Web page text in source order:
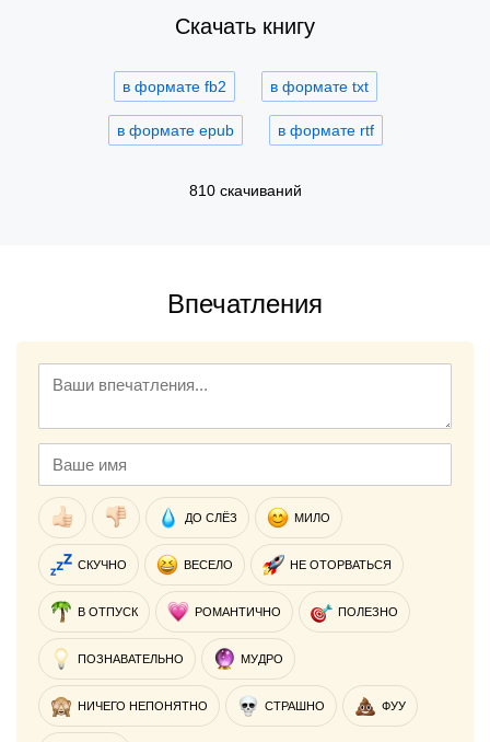
Скачать книгу
в формате fb2 в формате txt
в формате epub в формате rtf
810 скачиваний
Впечатления
ДО СЛЁЗ МИЛО
СКУЧНО ВЕСЕЛО НЕ ОТОРВАТЬСЯ
В ОТПУСК РОМАНТИЧНО ПОЛЕЗНО
ПОЗНАВАТЕЛЬНО МУДРО
НИЧЕГО НЕПОНЯТНО СТРАШНО ФУУ